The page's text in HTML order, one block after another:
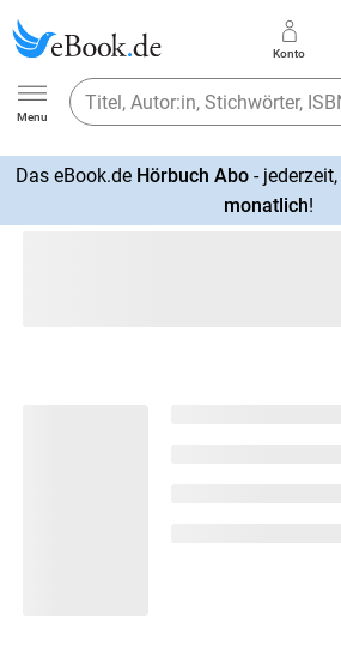
Ebook.de
Menu
Konto
Das eBook.de Hörbuch Abo-
monatlich!